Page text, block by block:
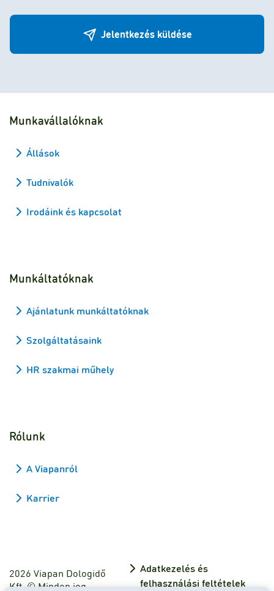
Jelentkezés küldése
Munkavállalóknak
Állások
Tudnivalók
Irodáink és kapcsolat
Munkáltatóknak
Ajánlatunk munkáltatóknak
Szolgáltatásaink
HR szakmai műhely
Rólunk
A Viapanról
Karrier
2026 Viapan Dologidő
Kft. © Minden jog
Adatkezelés és
felhasználási feltételek